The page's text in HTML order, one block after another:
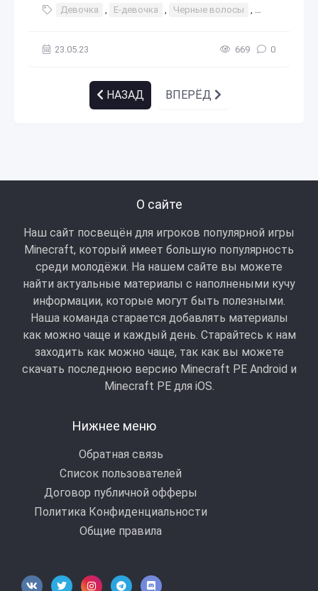
Девочка , Е-девочка , Черные волосы ,
23.05.23 669 0
НАЗАД ВПЕРЁД
О сайте
Наш сайт посвещён для игроков популярной игры
Minecraft, который имеет большую популярность
среди молодёжи. На нашем сайте вы можете
найти актуальные материалы с наполнеными кучу
информации, которые могут быть полезными.
Наша команда старается добавлять материалы
как можно чаще и каждый день. Старайтесь к нам
заходить как можно чаще, так как вы можете
скачать последнюю версию Minecraft PE Android и
Minecraft РЕ для iOS.
Нижнее меню
Обратная связь
Список пользователей
Договор публичной офферы
Политика Конфиденциальности
Общие правила